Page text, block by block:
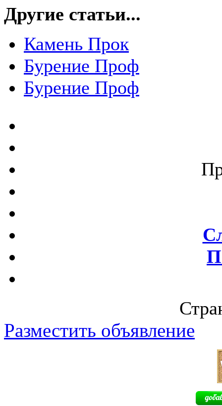
Другие статьи...
Камень Прок
Бурение Проф
Бурение Проф
Разместить объявление